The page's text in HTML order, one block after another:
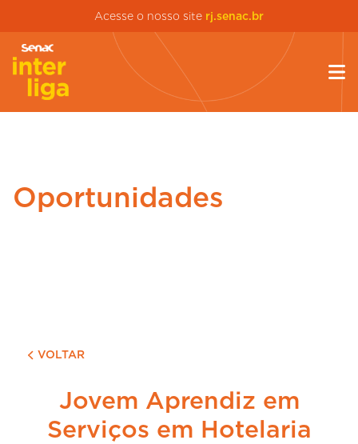
Acesse o nosso site rj.senac.br
Oportunidades
VOLTAR
Jovem Aprendiz em
Serviços em Hotelaria